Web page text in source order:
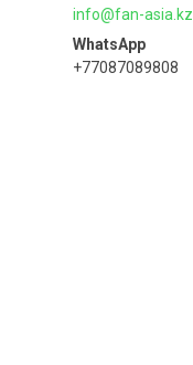
info@fan-asia.kz
+77087089808